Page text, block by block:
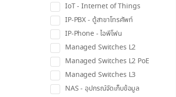
IoT - Internet of Things
IP-PBX - ตู้สาขาโทรศัพท์
IP-Phone - ไอพีโฟน
Managed Switches L2
Managed Switches L2 PoE
Managed Switches L3
NAS - อุปกรณ์จัดเก็บข้อมูล